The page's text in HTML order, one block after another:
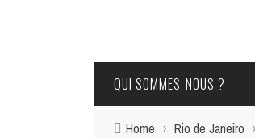
QUI SOMMES-NOUS ?
Home › Rio de Janeiro ›